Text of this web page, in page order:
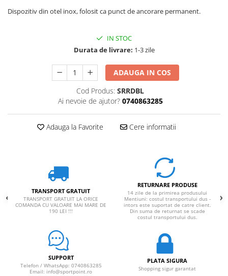
Dispozitiv din otel inox, folosit ca punct de ancorare permanent.
IN STOC
Durata de livrare: 1-3 zile
ADAUGA IN COS
Cod Produs: SRRDBL
Ai nevoie de ajutor? 0740863285
Adauga la Favorite Cere informatii
TRANSPORT GRATUIT
TRANSPORT GRATUIT LA ORICE
COMANDA CU VALOARE MAI MARE DE
190 LEI !!!
RETURNARE PRODUSE
14 zile de la primirea produsului
Mentiuni: costul transportului dus -
intors este suportat de catre client.
Din suma de returnat se scade
costul transportului dus.
SUPPORT
Telefon / WhatsApp: 0740863285
Email: info@sportpoint.ro
PLATA SIGURA
Shopping sigur garantat